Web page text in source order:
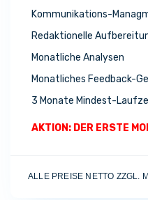
Kommunikations-
Redaktionelle
Monatliche Analysen
Monatliches Feedback-
3 Monate Mindest-
AKTION: DER ERSTE
ALLE PREISE NETTO ZZGL.